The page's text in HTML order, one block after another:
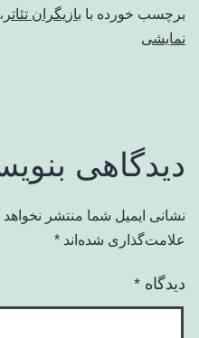
برچسب خورده با بازیگران تئاتر ،
نمایشی
دیدگاهی
نشانی ایمیل شما منتشر
علامت‌گذاری شده‌اند *
دیدگاه *